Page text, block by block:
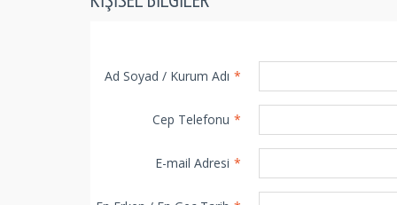
Ad Soyad / Kurum Adı *
Cep Telefonu *
E-mail Adresi *